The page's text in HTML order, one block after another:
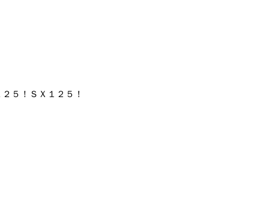
５！ＳＸ１２５！